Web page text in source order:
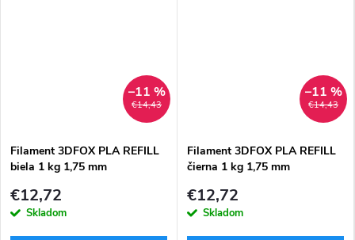
€14,43
–11 %
Filament 3DFOX PLA REFILL
biela 1 kg 1,75 mm
€12,72
Skladom
€14,43
–11 %
Filament 3DFOX PLA REFILL
čierna 1 kg 1,75 mm
€12,72
Skladom